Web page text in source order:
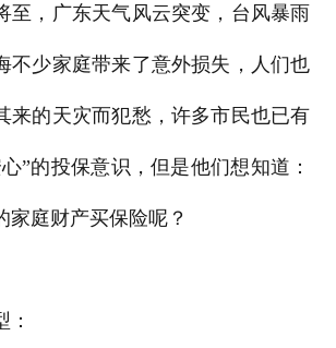
，广东天气风云突变，台风暴雨
不少家庭带来了意外损失，人们也
来的天灾而犯愁，许多市民也已有
”的投保意识，但是他们想知道：
家庭财产买保险呢？